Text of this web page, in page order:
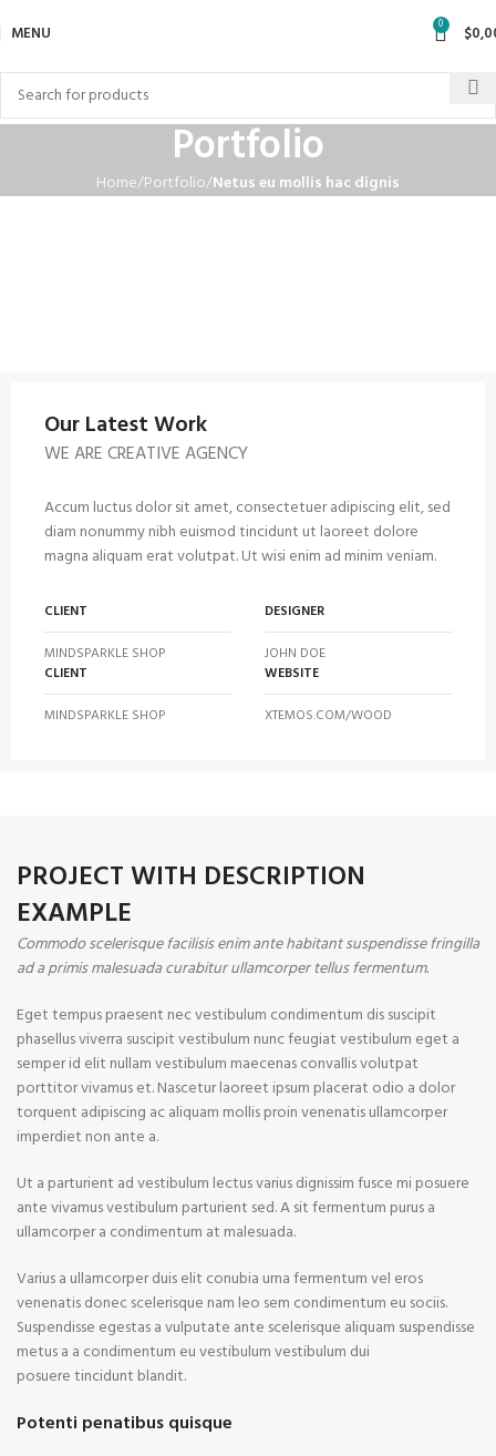
MENU 0 $
Portfolio
Home Portfolio Netus eu mollis hac dignis
Our Latest Work
WE ARE CREATIVE AGENCY
Accum luctus dolor sit amet, consectetuer adipiscing elit, sed
diam nonummy nibh euismod tincidunt ut laoreet dolore
magna aliquam erat volutpat. Ut wisi enim ad minim veniam.
CLIENT
MINDSPARKLE SHOP
DESIGNER
JOHN DOE
CLIENT
MINDSPARKLE SHOP
WEBSITE
XTEMOS.COM/WOOD
PROJECT WITH DESCRIPTION
EXAMPLE
Commodo scelerisque facilisis enim ante habitant suspendisse fringilla
ad a primis malesuada curabitur ullamcorper tellus fermentum.
Eget tempus praesent nec vestibulum condimentum dis suscipit
phasellus viverra suscipit vestibulum nunc feugiat vestibulum eget a
semper id elit nullam vestibulum maecenas convallis volutpat
porttitor vivamus et. Nascetur laoreet ipsum placerat odio a dolor
torquent adipiscing ac aliquam mollis proin venenatis ullamcorper
imperdiet non ante a.
Ut a parturient ad vestibulum lectus varius dignissim fusce mi posuere
ante vivamus vestibulum parturient sed. A sit fermentum purus a
ullamcorper a condimentum at malesuada.
Varius a ullamcorper duis elit conubia urna fermentum vel eros
venenatis donec scelerisque nam leo sem condimentum eu sociis.
Suspendisse egestas a vulputate ante scelerisque aliquam suspendisse
metus a a condimentum eu vestibulum vestibulum dui
posuere tincidunt blandit.
Potenti penatibus quisque